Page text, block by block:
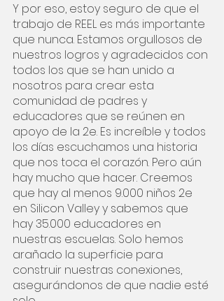
Y por eso, estoy seguro de que el
trabajo de REEL es más importante
que nunca. Estamos orgullosos de
nuestros logros y agradecidos con
todos los que se han unido a
nosotros para crear esta
comunidad de padres y
educadores que se reúnen en
apoyo de la 2e. Es increíble y todos
los días escuchamos una historia
que nos toca el corazón. Pero aún
hay mucho que hacer. Creemos
que hay al menos 9.000 niños 2e
en Silicon Valley y sabemos que
hay 35.000 educadores en
nuestras escuelas. Solo hemos
arañado la superficie para
construir nuestras conexiones,
asegurándonos de que nadie esté